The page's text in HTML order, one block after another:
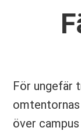
För ungefär
omtentornas
över